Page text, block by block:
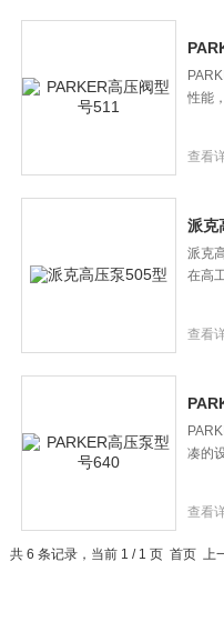
性能
查看
派克
派克
在高
查看
凑的
查看
共 6 条记录，当前 1 / 1 页 首页